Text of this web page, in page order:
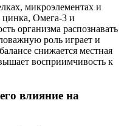
микроэлементах и
цинка, Омега-3 и
организма распознавать
роль играет и
снижается местная
восприимчивость к
влияние на